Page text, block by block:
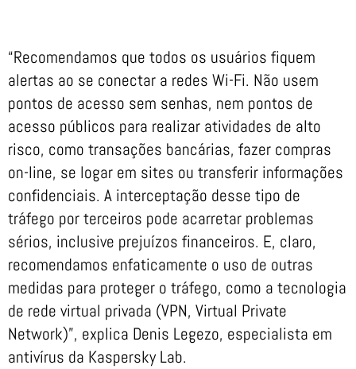
“Recomendamos que todos os usuários fiquem
alertas ao se conectar a redes Wi-Fi. Não usem
pontos de acesso sem senhas, nem pontos de
acesso públicos para realizar atividades de alto
risco, como transações bancárias, fazer compras
on-line, se logar em sites ou transferir informações
confidenciais. A interceptação desse tipo de
tráfego por terceiros pode acarretar problemas
sérios, inclusive prejuízos financeiros. E, claro,
recomendamos enfaticamente o uso de outras
medidas para proteger o tráfego, como a tecnologia
de rede virtual privada (VPN, Virtual Private
Network)”, explica Denis Legezo, especialista em
antivírus da Kaspersky Lab.